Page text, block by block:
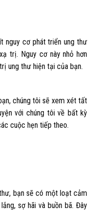
nguy cơ phát triển ung thư
trị. Nguy cơ này nhỏ hơn
ung thư hiện tại của bạn.
chúng tôi sẽ xem xét tất
với chúng tôi về bất kỳ
cuộc hẹn tiếp theo.
bạn sẽ có một loạt cảm
sợ hãi và buồn bã. Đây